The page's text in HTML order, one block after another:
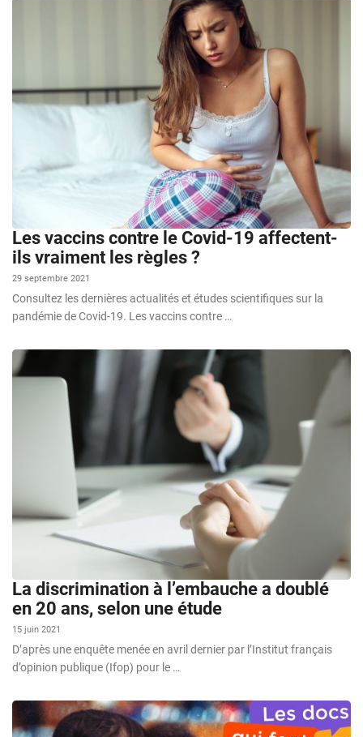
Les vaccins contre le Covid-19 affectent-
ils vraiment les règles ?
29 septembre 2021
Consultez les dernières actualités et études scientifiques sur la
pandémie de Covid-19. Les vaccins contre …
La discrimination à l’embauche a doublé
en 20 ans, selon une étude
15 juin 2021
D’après une enquête menée en avril dernier par l’Institut français
d’opinion publique (Ifop) pour le …